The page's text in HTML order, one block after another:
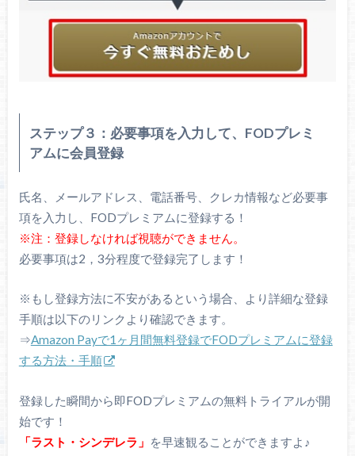
ステップ３：必要事項を入力して、FODプレミ
アムに会員登録
氏名、メールアドレス、電話番号、クレカ情報など必要事
項を入力し、FODプレミアムに登録する！
※注：登録しなければ視聴ができません。
必要事項は2，3分程度で登録完了します！
※もし登録方法に不安があるという場合、より詳細な登録
手順は以下のリンクより確認できます。
⇒Amazon Payで1ヶ月間無料登録でFODプレミアムに登録
する方法・手順
登録した瞬間から即FODプレミアムの無料トライアルが開
始です！
「ラスト・シンデレラ」 を早速観ることができますよ♪